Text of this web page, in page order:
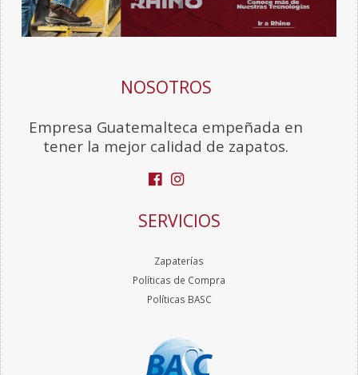
NOSOTROS
Empresa Guatemalteca empeñada en
tener la mejor calidad de zapatos.
SERVICIOS
Zapaterías
Políticas de Compra
Políticas BASC